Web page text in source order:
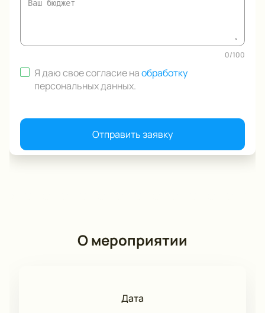
0/100
Я даю свое согласие наобработку
персональных данных.
Отправить заявку
О мероприятии
Дата